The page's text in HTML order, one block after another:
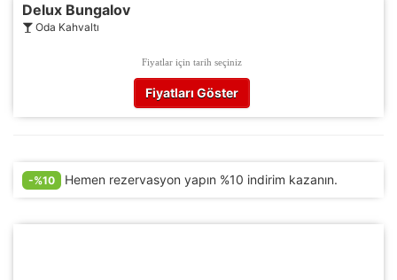
Delux Bungalov
Oda Kahvaltı
Fiyatlar için tarih seçiniz
Fiyatları Göster
-%10 Hemen rezervasyon yapın %10 indirim kazanın.